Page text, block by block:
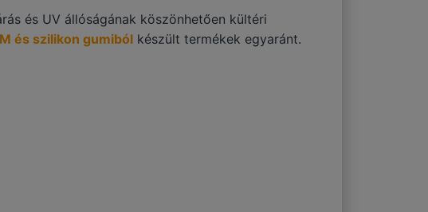
és UV állóságának köszönhetően kültéri
és szilikon gumibólkészült termékek egyaránt.